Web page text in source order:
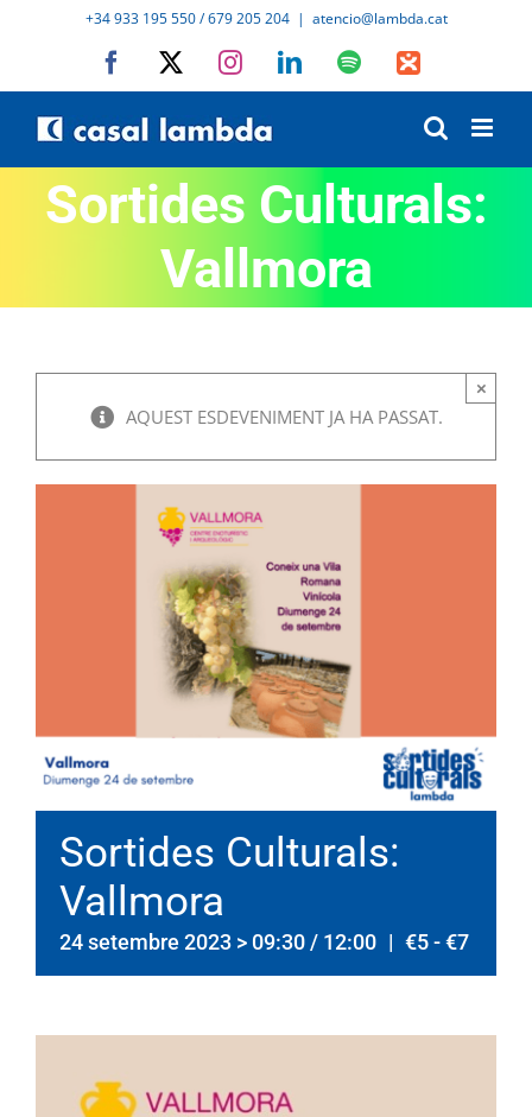
+34 933 195 550 / 679 205 204 | atencio@lambda.cat
Facebook InstagramLinkedInSpotifyIVoox
Sortides Culturals:
Vallmora
AQUEST ESDEVENIMENT JA HA PASSAT.
×
Sortides Culturals:
Vallmora
24 setembre 2023 > 09:30/ 12:00 | €5 - €7